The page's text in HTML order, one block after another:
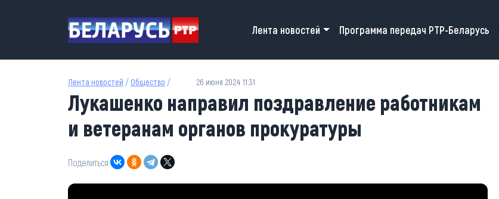
Main navigation
Лента новостей Программа передач РТР-Беларусь
Лента новостей / Общество / 26 июня 2024 11:31
Лукашенко направил поздравление работникам
и ветеранам органов прокуратуры
Поделиться: